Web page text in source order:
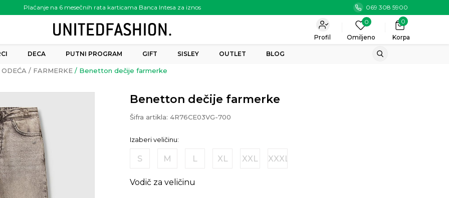
Plaćanje na 6 mesečnih rata karticama Banca Intesa za iznos
preko 6.000.00 rsd
069 308 5900
Korpa
0
0
Omiljeno
Profil
DECA PUTNI PROGRAM GIFT SISLEY OUTLET BLOG
ODEĆA FARMERKE Benetton dečije farmerke
Benetton dečije farmerke
Šifra artikla: 4R76CE03VG-700
Izaberi veličinu:
S M L XL XXL XXXL
Vodič za veličinu